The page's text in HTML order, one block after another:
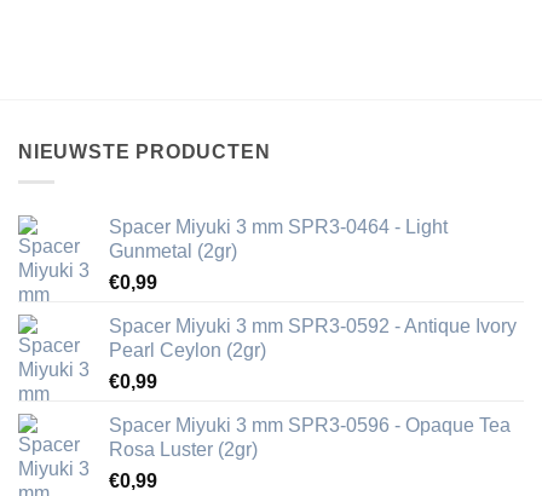
NIEUWSTE PRODUCTEN
Spacer Miyuki 3 mm SPR3-0464 - Light
Gunmetal (2gr)
€0,99
Spacer Miyuki 3 mm SPR3-0592 - Antique Ivory
Pearl Ceylon (2gr)
€0,99
Spacer Miyuki 3 mm SPR3-0596 - Opaque Tea
Rosa Luster (2gr)
€0,99